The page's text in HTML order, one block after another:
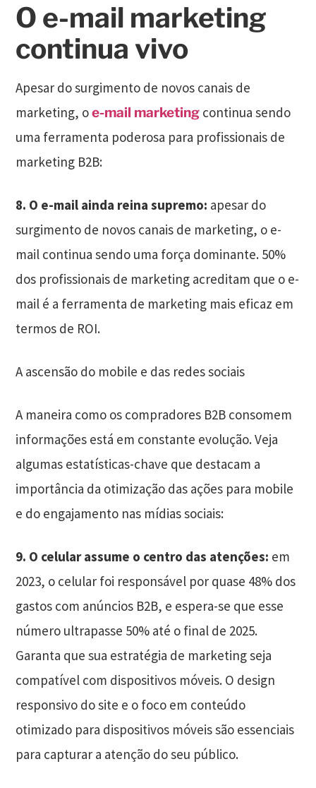
O e-mail marketing
continua vivo
Apesar do surgimento de novos canais de
marketing, oe-mail marketing continua sendo
uma ferramenta poderosa para profissionais de
marketing B2B:
8. O e-mail ainda reina supremo: apesar do
surgimento de novos canais de marketing, o e-
mail continua sendo uma força dominante. 50%
dos profissionais de marketing acreditam que o e-
mail é a ferramenta de marketing mais eficaz em
termos de ROI.
A ascensão do mobile e das redes sociais
A maneira como os compradores B2B consomem
informações está em constante evolução. Veja
algumas estatísticas-chave que destacam a
importância da otimização das ações para mobile
e do engajamento nas mídias sociais:
9. O celular assume o centro das atenções: em
2023, o celular foi responsável por quase 48% dos
gastos com anúncios B2B, e espera-se que esse
número ultrapasse 50% até o final de 2025.
Garanta que sua estratégia de marketing seja
compatível com dispositivos móveis. O design
responsivo do site e o foco em conteúdo
otimizado para dispositivos móveis são essenciais
para capturar a atenção do seu público.